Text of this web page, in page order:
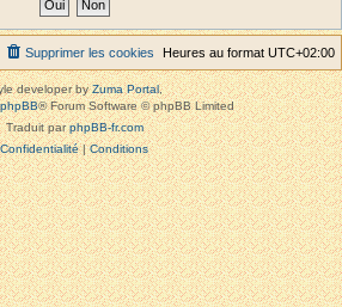
Heures au format UTC+02:00
Supprimer les cookies
developer byZuma Portal,
phpBB® Forum Software © phpBB Limited
Traduit parphpBB-fr.com
Confidentialité|Conditions